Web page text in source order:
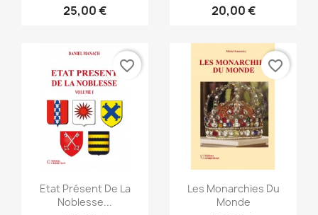
25,00 € 20,00 €
Anteprima
Etat Présent De La
Noblesse...
favorite_border
Anteprima
Les Monarchies Du
Monde
favorite_border